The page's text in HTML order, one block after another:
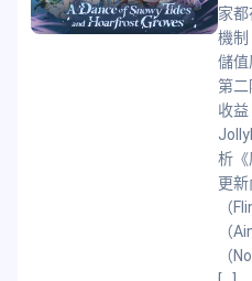
家都
機制
儲值
第
收
析《
更
（
（
（